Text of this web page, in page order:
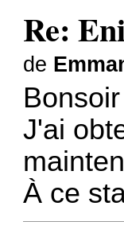
Re:
de
Bonsoir
J'ai
À ce